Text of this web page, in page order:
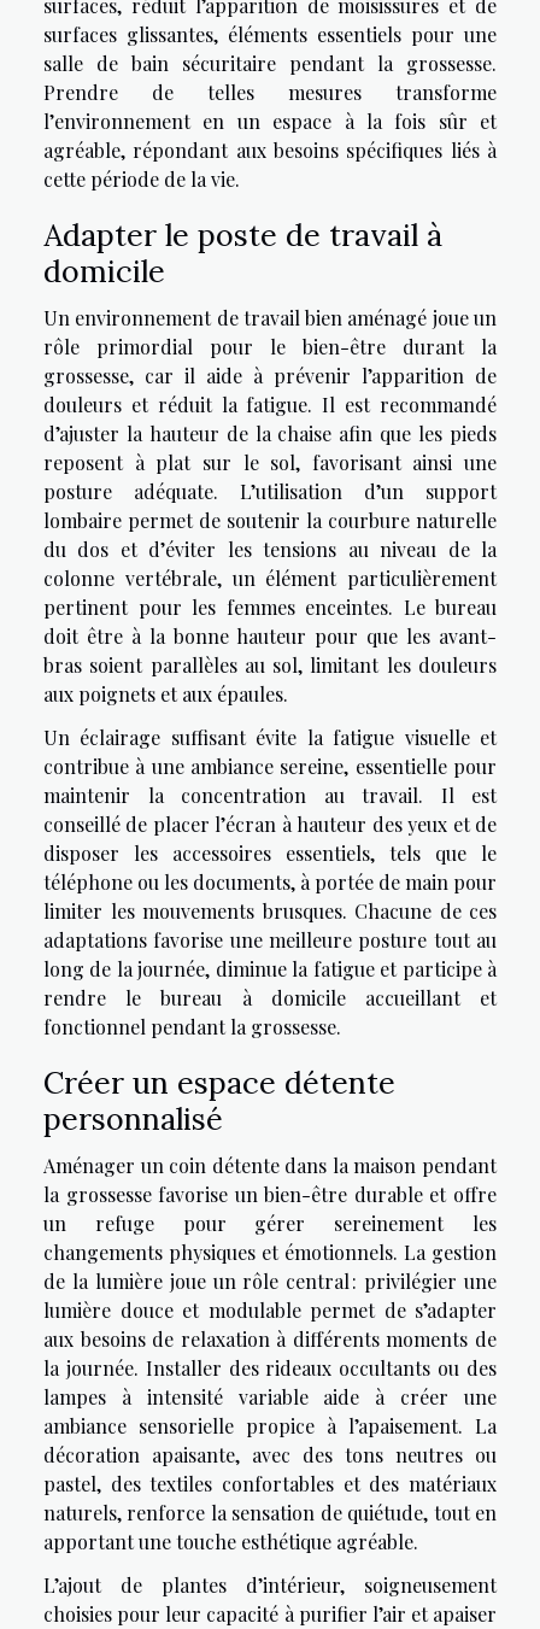
surfaces, réduit l’apparition de moisissures et de
surfaces glissantes, éléments essentiels pour une
salle de bain sécuritaire pendant la grossesse.
Prendre de telles mesures transforme
l’environnement en un espace à la fois sûr et
agréable, répondant aux besoins spécifiques liés à
cette période de la vie.
Adapter le poste de travail à
domicile
Un environnement de travail bien aménagé joue un
rôle primordial pour le bien-être durant la
grossesse, car il aide à prévenir l’apparition de
douleurs et réduit la fatigue. Il est recommandé
d’ajuster la hauteur de la chaise afin que les pieds
reposent à plat sur le sol, favorisant ainsi une
posture adéquate. L’utilisation d’un support
lombaire permet de soutenir la courbure naturelle
du dos et d’éviter les tensions au niveau de la
colonne vertébrale, un élément particulièrement
pertinent pour les femmes enceintes. Le bureau
doit être à la bonne hauteur pour que les avant-
bras soient parallèles au sol, limitant les douleurs
aux poignets et aux épaules.
Un éclairage suffisant évite la fatigue visuelle et
contribue à une ambiance sereine, essentielle pour
maintenir la concentration au travail. Il est
conseillé de placer l’écran à hauteur des yeux et de
disposer les accessoires essentiels, tels que le
téléphone ou les documents, à portée de main pour
limiter les mouvements brusques. Chacune de ces
adaptations favorise une meilleure posture tout au
long de la journée, diminue la fatigue et participe à
rendre le bureau à domicile accueillant et
fonctionnel pendant la grossesse.
Créer un espace détente
personnalisé
Aménager un coin détente dans la maison pendant
la grossesse favorise un bien-être durable et offre
un refuge pour gérer sereinement les
changements physiques et émotionnels. La gestion
de la lumière joue un rôle central : privilégier une
lumière douce et modulable permet de s’adapter
aux besoins de relaxation à différents moments de
la journée. Installer des rideaux occultants ou des
lampes à intensité variable aide à créer une
ambiance sensorielle propice à l’apaisement. La
décoration apaisante, avec des tons neutres ou
pastel, des textiles confortables et des matériaux
naturels, renforce la sensation de quiétude, tout en
apportant une touche esthétique agréable.
L’ajout de plantes d’intérieur, soigneusement
choisies pour leur capacité à purifier l’air et apaiser